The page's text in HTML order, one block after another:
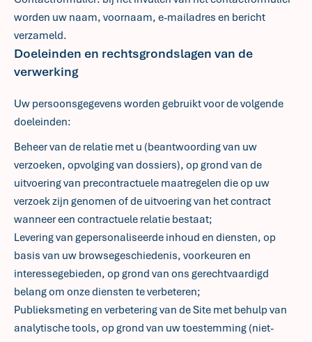
worden uw naam, voornaam, e-mailadres en bericht
verzameld.
Doeleinden en rechtsgrondslagen van de
verwerking
Uw persoonsgegevens worden gebruikt voor de volgende
doeleinden:
Beheer van de relatie met u (beantwoording van uw
verzoeken, opvolging van dossiers), op grond van de
uitvoering van precontractuele maatregelen die op uw
verzoek zijn genomen of de uitvoering van het contract
wanneer een contractuele relatie bestaat;
Levering van gepersonaliseerde inhoud en diensten, op
basis van uw browsegeschiedenis, voorkeuren en
interessegebieden, op grond van ons gerechtvaardigd
belang om onze diensten te verbeteren;
Publieksmeting en verbetering van de Site met behulp van
analytische tools, op grond van uw toestemming (niet-